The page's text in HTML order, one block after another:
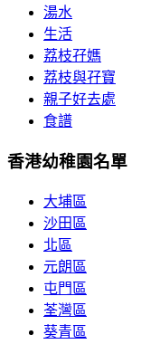
湯水
生活
荔枝孖媽
荔枝與孖寶
親子好去處
食譜
香港幼稚園名單
大埔區
沙田區
北區
元朗區
屯門區
荃灣區
葵青區